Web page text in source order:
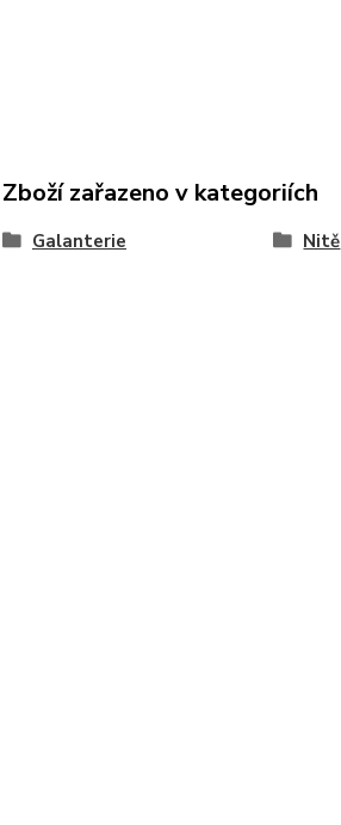
Zboží zařazeno v kategoriích
Galanterie Nitě